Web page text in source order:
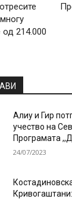
од 214.000
Алиу и Гир
учество на
Програмата
24/07/2023